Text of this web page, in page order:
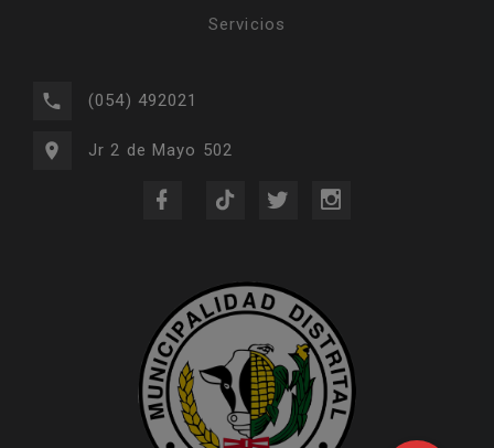
Servicios
(054) 492021
Jr 2 de Mayo 502